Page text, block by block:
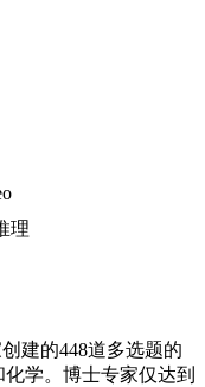
理
建的448道多选题的
学。博士专家仅达到